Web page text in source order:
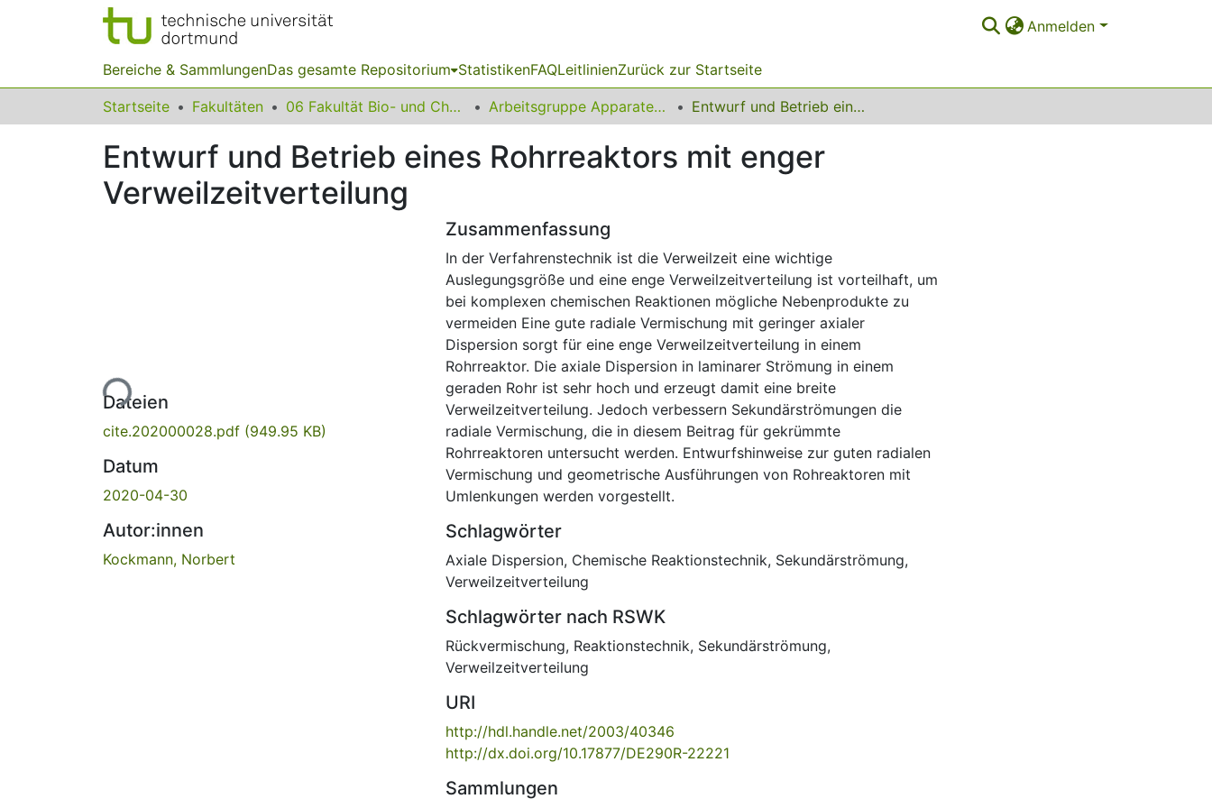
Anmelden
Bereiche & SammlungenDas gesamte Repositorium StatistikenFAQLeitlinienZurück zur Startseite
Startseite Fakultäten 06 Fakultät Bio- und Chemieingenieurwesen Arbeitsgruppe Apparatedesign Entwurf und Betrieb eines Rohrreaktors mit enger Verweilzeitverteilung
Entwurf und Betrieb eines Rohrreaktors mit enger
Verweilzeitverteilung
Lade...
Dateien
cite.202000028.pdf (949.95 KB)
Datum
2020-04-30
Autor:innen
Kockmann, Norbert
Zusammenfassung
In der Verfahrenstechnik ist die Verweilzeit eine wichtige
Auslegungsgröße und eine enge Verweilzeitverteilung ist vorteilhaft, um
bei komplexen chemischen Reaktionen mögliche Nebenprodukte zu
vermeiden Eine gute radiale Vermischung mit geringer axialer
Dispersion sorgt für eine enge Verweilzeitverteilung in einem
Rohrreaktor. Die axiale Dispersion in laminarer Strömung in einem
geraden Rohr ist sehr hoch und erzeugt damit eine breite
Verweilzeitverteilung. Jedoch verbessern Sekundärströmungen die
radiale Vermischung, die in diesem Beitrag für gekrümmte
Rohrreaktoren untersucht werden. Entwurfshinweise zur guten radialen
Vermischung und geometrische Ausführungen von Rohreaktoren mit
Umlenkungen werden vorgestellt.
Schlagwörter
Axiale Dispersion, Chemische Reaktionstechnik, Sekundärströmung,
Verweilzeitverteilung
Schlagwörter nach RSWK
Rückvermischung, Reaktionstechnik, Sekundärströmung,
Verweilzeitverteilung
URI
http://hdl.handle.net/2003/40346
http://dx.doi.org/10.17877/DE290R-22221
Sammlungen